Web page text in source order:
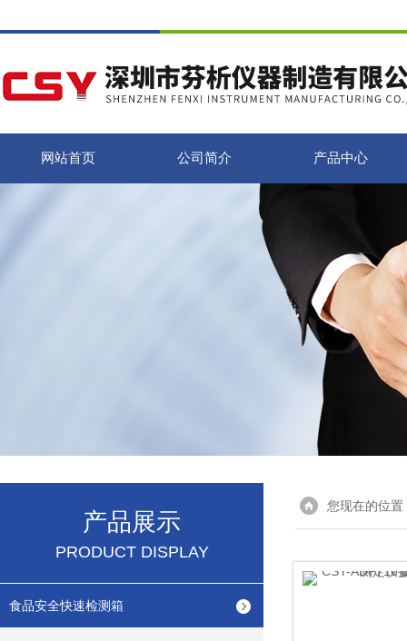
网站首页 公司简介 产品中心
产品展示
PRODUCT DISPLAY
食品安全快速检测箱
您现在的位置